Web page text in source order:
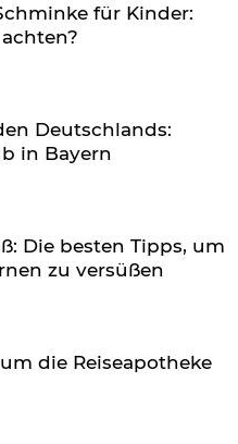
für Kinder:
Deutschlands:
in Bayern
Die besten Tipps, um
zu versüßen
die Reiseapotheke